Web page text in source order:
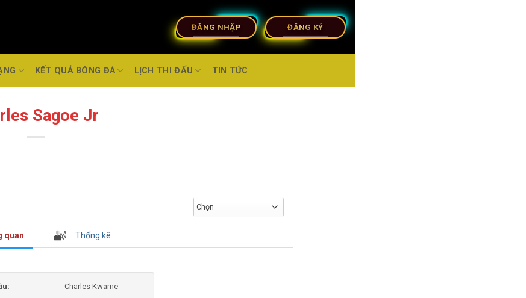
ĐĂNG NHẬP ĐĂNG KÝ
KẾT QUẢ BÓNG ĐÁ LỊCH THI ĐẤU TIN TỨC
Sagoe Jr
Chọn
quan Thống kê
Charles Kwame